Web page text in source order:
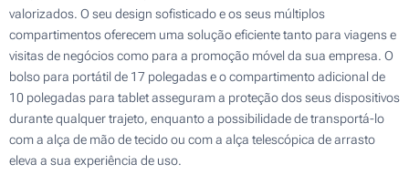
valorizados. O seu design sofisticado e os seus múltiplos
compartimentos oferecem uma solução eficiente tanto para viagens e
visitas de negócios como para a promoção móvel da sua empresa. O
bolso para portátil de 17 polegadas e o compartimento adicional de
10 polegadas para tablet asseguram a proteção dos seus dispositivos
durante qualquer trajeto, enquanto a possibilidade de transportá-lo
com a alça de mão de tecido ou com a alça telescópica de arrasto
eleva a sua experiência de uso.